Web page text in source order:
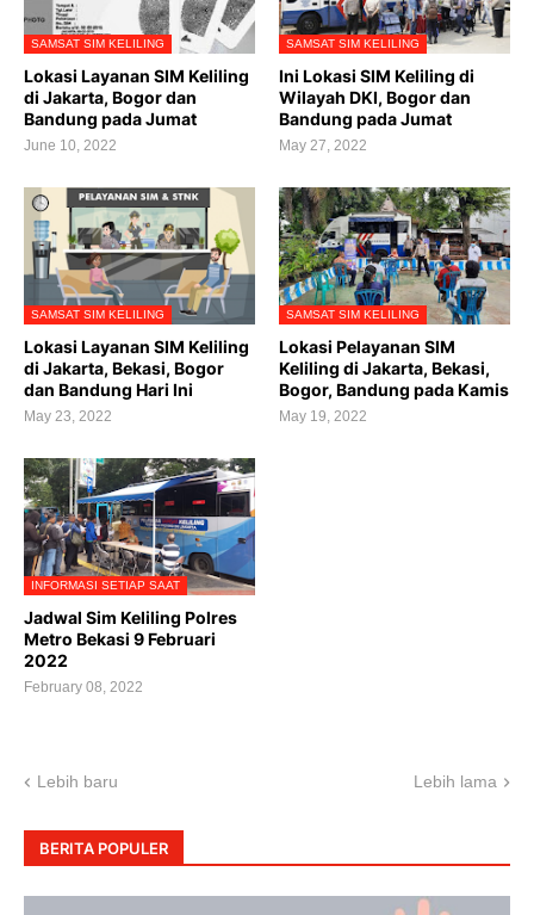
SAMSAT SIM KELILING
Lokasi Layanan SIM Keliling
di Jakarta, Bogor dan
Bandung pada Jumat
June 10, 2022
SAMSAT SIM KELILING
Ini Lokasi SIM Keliling di
Wilayah DKI, Bogor dan
Bandung pada Jumat
May 27, 2022
SAMSAT SIM KELILING
Lokasi Layanan SIM Keliling
di Jakarta, Bekasi, Bogor
dan Bandung Hari Ini
May 23, 2022
SAMSAT SIM KELILING
Lokasi Pelayanan SIM
Keliling di Jakarta, Bekasi,
Bogor, Bandung pada Kamis
May 19, 2022
INFORMASI SETIAP SAAT
Jadwal Sim Keliling Polres
Metro Bekasi 9 Februari
2022
February 08, 2022
Lebih baru Lebih lama
BERITA POPULER